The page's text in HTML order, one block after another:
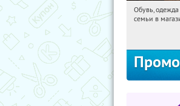
11:08:18
Обувь,
семьи в